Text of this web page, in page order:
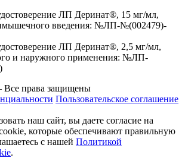
ЛП Деринат®, 15 мг/мл,
введения: №ЛП-№(002479)-
ЛП Деринат®, 2,5 мг/мл,
и наружного применения: №ЛП-
права защищены
Пользовательское соглашение
наш сайт, вы даете согласие на
которые обеспечивают правильную
с нашей Политикой
.